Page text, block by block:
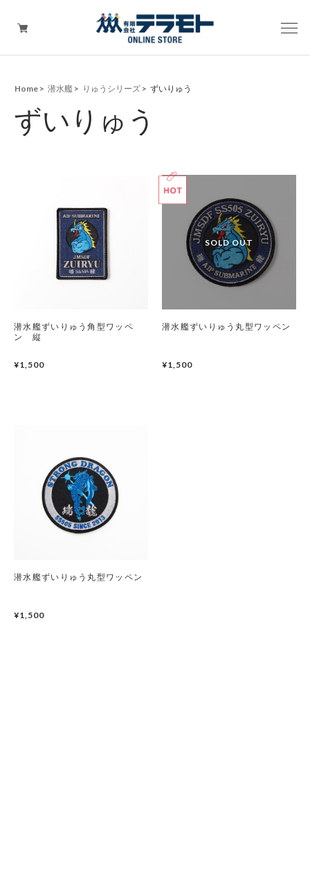
ピックアップアイテム
Tシャツ・ウェア
ZIPPO
ワッペン
その他グッズ（バッグ・タオル・ストラップ・
潜水艦
Home 潜水艦 りゅうシリーズ ずいりゅう
ずいりゅう
潜水艦ずいりゅう角型ワッペ
ン 縦
¥1,500
潜水艦ずいりゅう丸型ワッペン
¥1,500
潜水艦ずいりゅう丸型ワッペン
¥1,500